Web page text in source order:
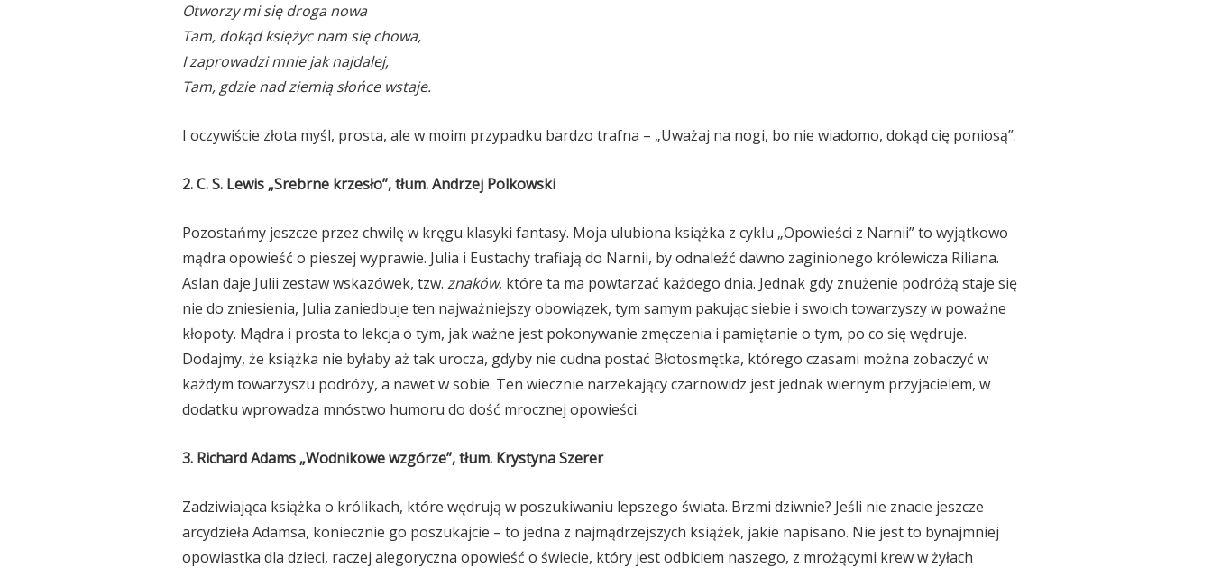
Otworzy mi się droga nowa
Tam, dokąd księżyc nam się chowa,
I zaprowadzi mnie jak najdalej,
Tam, gdzie nad ziemią słońce wstaje.
I oczywiście złota myśl, prosta, ale w moim przypadku bardzo trafna – „Uważaj na nogi, bo nie wiadomo, dokąd cię poniosą”.
2. C. S. Lewis „Srebrne krzesło”, tłum. Andrzej Polkowski
Pozostańmy jeszcze przez chwilę w kręgu klasyki fantasy. Moja ulubiona książka z cyklu „Opowieści z Narnii” to wyjątkowo
mądra opowieść o pieszej wyprawie. Julia i Eustachy trafiają do Narnii, by odnaleźć dawno zaginionego królewicza Riliana.
Aslan daje Julii zestaw wskazówek, tzw. znaków, które ta ma powtarzać każdego dnia. Jednak gdy znużenie podróżą staje się
nie do zniesienia, Julia zaniedbuje ten najważniejszy obowiązek, tym samym pakując siebie i swoich towarzyszy w poważne
kłopoty. Mądra i prosta to lekcja o tym, jak ważne jest pokonywanie zmęczenia i pamiętanie o tym, po co się wędruje.
Dodajmy, że książka nie byłaby aż tak urocza, gdyby nie cudna postać Błotosmętka, którego czasami można zobaczyć w
każdym towarzyszu podróży, a nawet w sobie. Ten wiecznie narzekający czarnowidz jest jednak wiernym przyjacielem, w
dodatku wprowadza mnóstwo humoru do dość mrocznej opowieści.
3. Richard Adams „Wodnikowe wzgórze”, tłum. Krystyna Szerer
Zadziwiająca książka o królikach, które wędrują w poszukiwaniu lepszego świata. Brzmi dziwnie? Jeśli nie znacie jeszcze
arcydzieła Adamsa, koniecznie go poszukajcie – to jedna z najmądrzejszych książek, jakie napisano. Nie jest to bynajmniej
opowiastka dla dzieci, raczej alegoryczna opowieść o świecie, który jest odbiciem naszego, z mrożącymi krew w żyłach